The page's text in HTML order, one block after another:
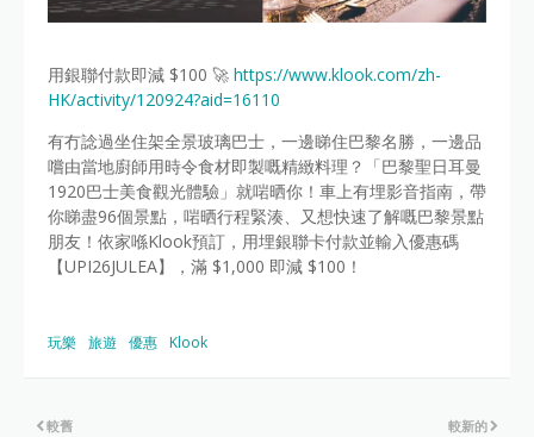
用銀聯付款即減 $100 🚀 https://www.klook.com/zh-
HK/activity/120924?aid=16110
有冇諗過坐住架全景玻璃巴士，一邊睇住巴黎名勝，一邊品
嚐由當地廚師用時令食材即製嘅精緻料理？「巴黎聖日耳曼
1920巴士美食觀光體驗」就啱晒你！車上有埋影音指南，帶
你睇盡96個景點，啱晒行程緊湊、又想快速了解嘅巴黎景點
朋友！依家喺Klook預訂，用埋銀聯卡付款並輸入優惠碼
【UPI26JULEA】，滿 $1,000 即減 $100！
玩樂 旅遊 優惠 Klook
較新的
較舊